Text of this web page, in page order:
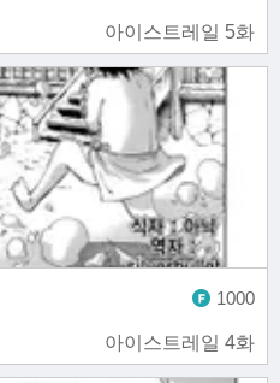
아이스트레일 5화
아이스트레일 4화
1000